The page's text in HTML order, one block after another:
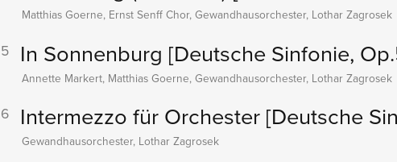
Matthias Goerne, Ernst Senff Chor, Gewandhausorchester, Lothar Zagrosek
5 In Sonnenburg [Deutsche Sinfonie,
Annette Markert, Matthias Goerne, Gewandhausorchester, Lothar Zagrosek
6 Intermezzo für Orchester[Deutsche
Gewandhausorchester, Lothar Zagrosek